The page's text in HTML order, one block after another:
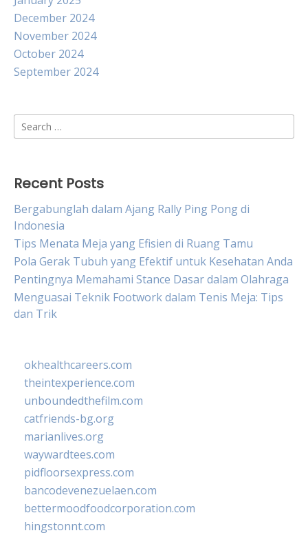
December 2024
November 2024
October 2024
September 2024
Search
for:
Recent Posts
Bergabunglah dalam Ajang Rally Ping Pong di
Indonesia
Tips Menata Meja yang Efisien di Ruang Tamu
Pola Gerak Tubuh yang Efektif untuk Kesehatan Anda
Pentingnya Memahami Stance Dasar dalam Olahraga
Menguasai Teknik Footwork dalam Tenis Meja: Tips
dan Trik
okhealthcareers.com
theintexperience.com
unboundedthefilm.com
catfriends-bg.org
marianlives.org
waywardtees.com
pidfloorsexpress.com
bancodevenezuelaen.com
bettermoodfoodcorporation.com
hingstonnt.com